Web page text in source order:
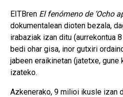
EITBren El fenómeno de ‘Ocho
dokumentalean dioten bezala,
irabaziak izan ditu (aurrekontua
bedi ohar gisa, inor gutxiri
jabeen eraikinetan (jatetxe, gune
izateko.
Azkenerako, 9 milioi ikusle izan